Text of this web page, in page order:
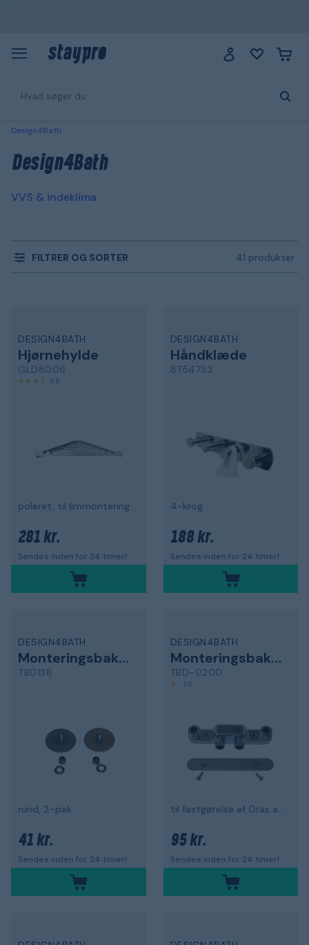
Design4Bath
Design4Bath
VVS & indeklima
FILTRER OG SORTER 41 produkter
DESIGN4BATH
Hjørnehylde
GLD8006
3,5
poleret, til limmontering
281 kr.
Sendes inden for 24 timer!
DESIGN4BATH
Håndklæde
8754733
4-krog
188 kr.
Sendes inden for 24 timer!
DESIGN4BATH
Monteringsbakke
TB0138
rund, 2-pak
41 kr.
Sendes inden for 24 timer!
DESIGN4BATH
Monteringsbakke
TBD-0200
1,0
til fastgørelse af Oras armatur
95 kr.
Sendes inden for 24 timer!